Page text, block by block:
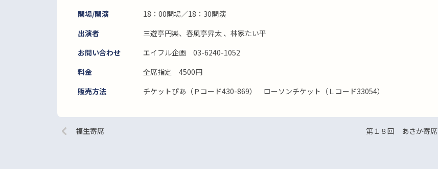
開場/開演
18：00開場／18：30開演
出演者
三遊亭円楽、春風亭昇太 、林家たい平
お問い合わせ
エイフル企画 03-6240-1052
料金
全席指定 4500円
販売方法
チケットぴあ（Ｐコード430-869） ローソンチケット（Ｌコード33054）
福生寄席 第１８回 あさか寄席